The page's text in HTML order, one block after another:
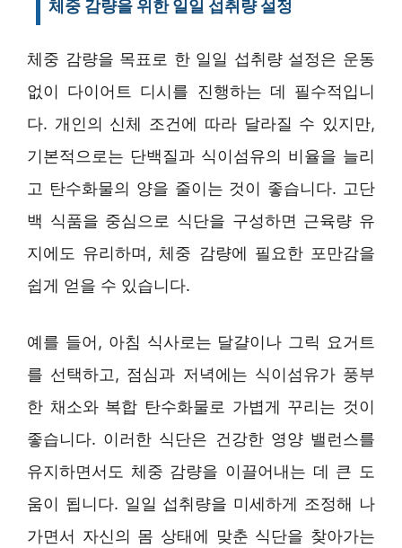
체중 감량을 위한 일일 섭취량 설정
체중 감량을 목표로 한 일일 섭취량 설정은 운동
없이 다이어트 디시를 진행하는 데 필수적입니
다. 개인의 신체 조건에 따라 달라질 수 있지만,
기본적으로는 단백질과 식이섬유의 비율을 늘리
고 탄수화물의 양을 줄이는 것이 좋습니다. 고단
백 식품을 중심으로 식단을 구성하면 근육량 유
지에도 유리하며, 체중 감량에 필요한 포만감을
쉽게 얻을 수 있습니다.
예를 들어, 아침 식사로는 달걀이나 그릭 요거트
를 선택하고, 점심과 저녁에는 식이섬유가 풍부
한 채소와 복합 탄수화물로 가볍게 꾸리는 것이
좋습니다. 이러한 식단은 건강한 영양 밸런스를
유지하면서도 체중 감량을 이끌어내는 데 큰 도
움이 됩니다. 일일 섭취량을 미세하게 조정해 나
가면서 자신의 몸 상태에 맞춘 식단을 찾아가는